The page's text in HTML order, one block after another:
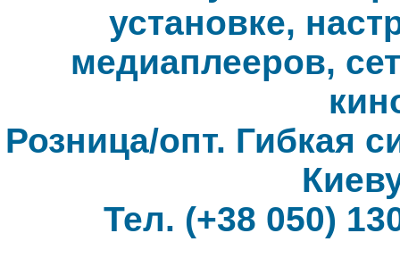
установке,
медиаплееров,
Розница/опт. Гибкая
Тел. (+38 050)